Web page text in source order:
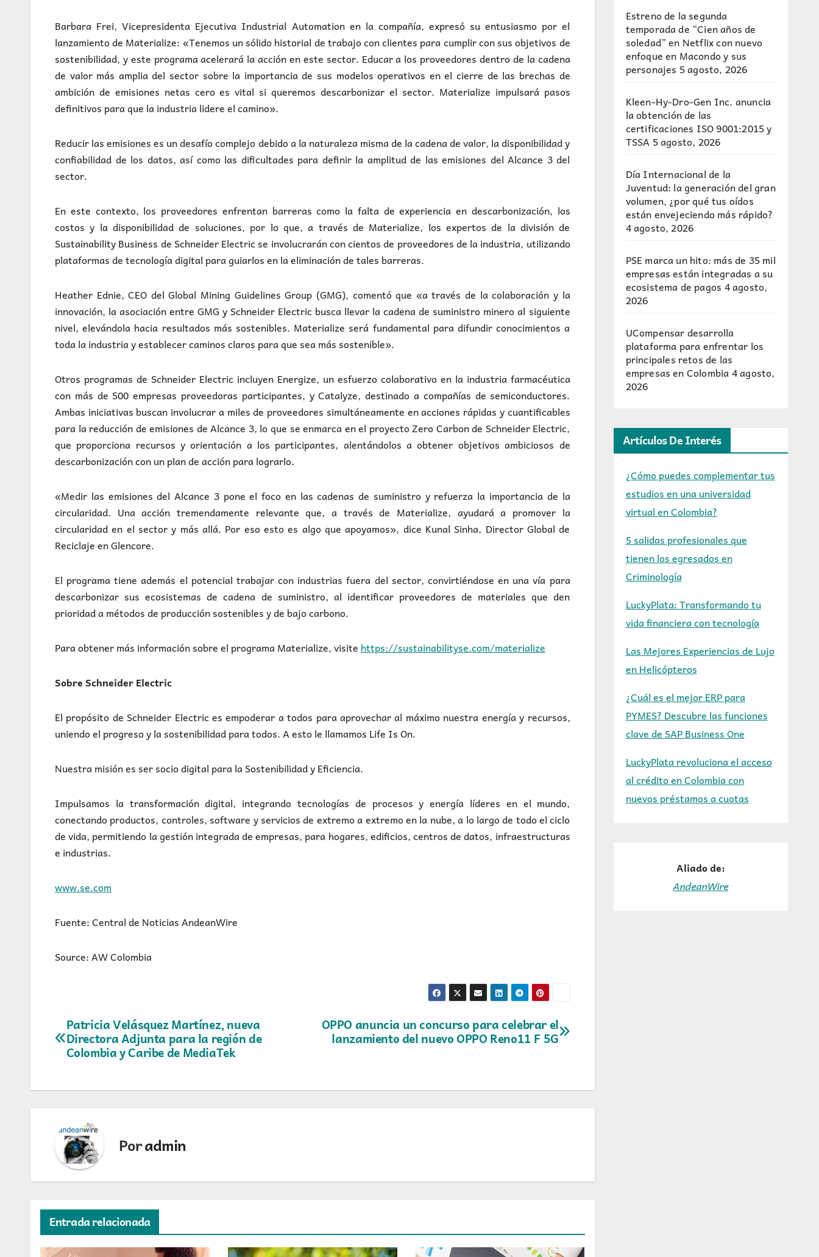
Barbara Frei, Vicepresidenta Ejecutiva Industrial Automation en la compañía, expresó su entusiasmo por el
lanzamiento de Materialize: «Tenemos un sólido historial de trabajo con clientes para cumplir con sus objetivos de
sostenibilidad, y este programa acelerará la acción en este sector. Educar a los proveedores dentro de la cadena
de valor más amplia del sector sobre la importancia de sus modelos operativos en el cierre de las brechas de
ambición de emisiones netas cero es vital si queremos descarbonizar el sector. Materialize impulsará pasos
definitivos para que la industria lidere el camino».
Reducir las emisiones es un desafío complejo debido a la naturaleza misma de la cadena de valor, la disponibilidad y
confiabilidad de los datos, así como las dificultades para definir la amplitud de las emisiones del Alcance 3 del
sector.
En este contexto, los proveedores enfrentan barreras como la falta de experiencia en descarbonización, los
costos y la disponibilidad de soluciones, por lo que, a través de Materialize, los expertos de la división de
Sustainability Business de Schneider Electric se involucrarán con cientos de proveedores de la industria, utilizando
plataformas de tecnología digital para guiarlos en la eliminación de tales barreras.
Heather Ednie, CEO del Global Mining Guidelines Group (GMG), comentó que «a través de la colaboración y la
innovación, la asociación entre GMG y Schneider Electric busca llevar la cadena de suministro minero al siguiente
nivel, elevándola hacia resultados más sostenibles. Materialize será fundamental para difundir conocimientos a
toda la industria y establecer caminos claros para que sea más sostenible».
Otros programas de Schneider Electric incluyen Energize, un esfuerzo colaborativo en la industria farmacéutica
con más de 500 empresas proveedoras participantes, y Catalyze, destinado a compañías de semiconductores.
Ambas iniciativas buscan involucrar a miles de proveedores simultáneamente en acciones rápidas y cuantificables
para la reducción de emisiones de Alcance 3, lo que se enmarca en el proyecto Zero Carbon de Schneider Electric,
que proporciona recursos y orientación a los participantes, alentándolos a obtener objetivos ambiciosos de
descarbonización con un plan de acción para lograrlo.
«Medir las emisiones del Alcance 3 pone el foco en las cadenas de suministro y refuerza la importancia de la
circularidad. Una acción tremendamente relevante que, a través de Materialize, ayudará a promover la
circularidad en el sector y más allá. Por eso esto es algo que apoyamos», dice Kunal Sinha, Director Global de
Reciclaje en Glencore.
El programa tiene además el potencial trabajar con industrias fuera del sector, convirtiéndose en una vía para
descarbonizar sus ecosistemas de cadena de suministro, al identificar proveedores de materiales que den
prioridad a métodos de producción sostenibles y de bajo carbono.
Para obtener más información sobre el programa Materialize, visite https://sustainabilityse.com/materialize
Sobre Schneider Electric
El propósito de Schneider Electric es empoderar a todos para aprovechar al máximo nuestra energía y recursos,
uniendo el progreso y la sostenibilidad para todos. A esto le llamamos Life Is On.
Nuestra misión es ser socio digital para la Sostenibilidad y Eficiencia.
Impulsamos la transformación digital, integrando tecnologías de procesos y energía líderes en el mundo,
conectando productos, controles, software y servicios de extremo a extremo en la nube, a lo largo de todo el ciclo
de vida, permitiendo la gestión integrada de empresas, para hogares, edificios, centros de datos, infraestructuras
e industrias.
www.se.com
Fuente: Central de Noticias AndeanWire
Source: AW Colombia
Navegación
de
OPPO anuncia un concurso para celebrar el
lanzamiento del nuevo OPPO Reno11 F 5G
Patricia Velásquez Martínez, nueva
Directora Adjunta para la región de
Colombia y Caribe de MediaTek
Poradmin
Entrada relacionada
Estreno de la segunda
temporada de “Cien años de
soledad” en Netflix con nuevo
enfoque en Macondo y sus
personajes 5 agosto, 2026
Kleen-Hy-Dro-Gen Inc. anuncia
la obtención de las
certificaciones ISO 9001:2015 y
TSSA 5 agosto, 2026
Día Internacional de la
Juventud: la generación del gran
volumen, ¿por qué tus oídos
están envejeciendo más rápido?
4 agosto, 2026
PSE marca un hito: más de 35 mil
empresas están integradas a su
ecosistema de pagos 4 agosto,
2026
UCompensar desarrolla
plataforma para enfrentar los
principales retos de las
empresas en Colombia4 agosto,
2026
Artículos De Interés
¿Cómo puedes complementar tus
estudios en una universidad
virtual en Colombia?
5 salidas profesionales que
tienen los egresados en
Criminología
LuckyPlata: Transformando tu
vida financiera con tecnología
Las Mejores Experiencias de Lujo
en Helicópteros
¿Cuál es el mejor ERP para
PYMES? Descubre las funciones
clave de SAP Business One
LuckyPlata revoluciona el acceso
al crédito en Colombia con
nuevos préstamos a cuotas
Aliado de:
AndeanWire